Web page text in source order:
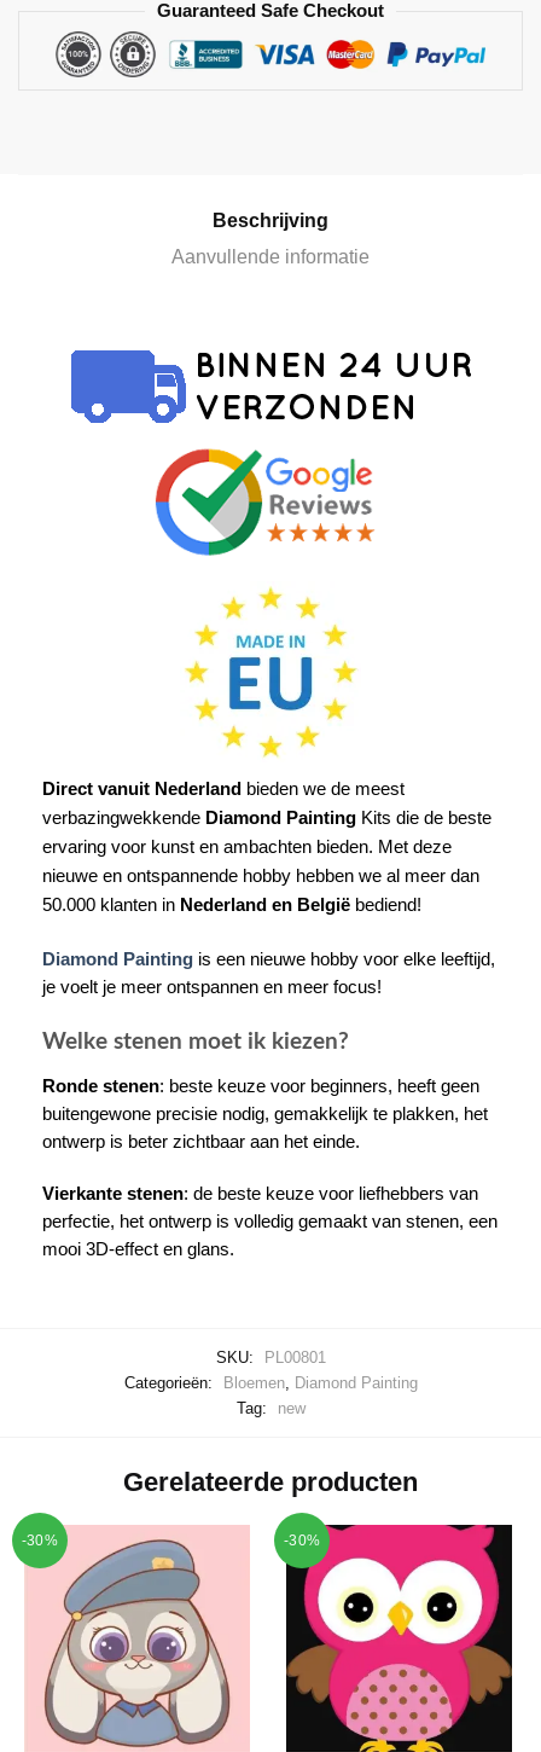
Guaranteed Safe Checkout
Beschrijving
Aanvullende informatie
Direct vanuit Nederland bieden we de meest
verbazingwekkende Diamond Painting Kits die de beste
ervaring voor kunst en ambachten bieden. Met deze
nieuwe en ontspannende hobby hebben we al meer dan
50.000 klanten in Nederland en België bediend!
Diamond Painting is een nieuwe hobby voor elke leeftijd,
je voelt je meer ontspannen en meer focus!
Welke stenen moet ik kiezen?
Ronde stenen: beste keuze voor beginners, heeft geen
buitengewone precisie nodig, gemakkelijk te plakken, het
ontwerp is beter zichtbaar aan het einde.
Vierkante stenen: de beste keuze voor liefhebbers van
perfectie, het ontwerp is volledig gemaakt van stenen, een
mooi 3D-effect en glans.
SKU:
PL00801
Categorieën:
Bloemen, Diamond Painting
Tag:
new
Gerelateerde producten
-30% -30%